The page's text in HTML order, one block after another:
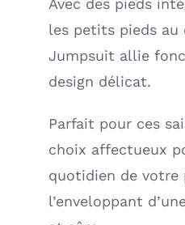
Avec des pieds
les petits pieds au
Jumpsuit allie
design délicat.
Parfait pour ces
choix affectueux
quotidien de votre
l’enveloppant